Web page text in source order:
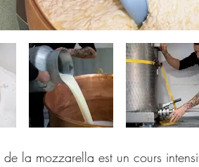
la mozzarella est un cours